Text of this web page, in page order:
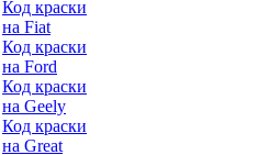
Код краски
на Fiat
Код краски
на Ford
Код краски
на Geely
Код краски
на Great